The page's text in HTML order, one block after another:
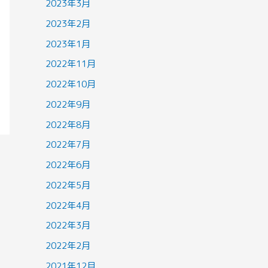
2023年3月
2023年2月
2023年1月
2022年11月
2022年10月
2022年9月
2022年8月
2022年7月
2022年6月
2022年5月
2022年4月
2022年3月
2022年2月